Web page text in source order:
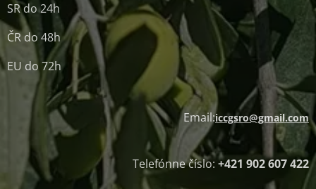
SR do 24h
ČR do 48h
EU do 72h
Email:iccgsro@gmail.com
Telefónne číslo: +421 902 607 422